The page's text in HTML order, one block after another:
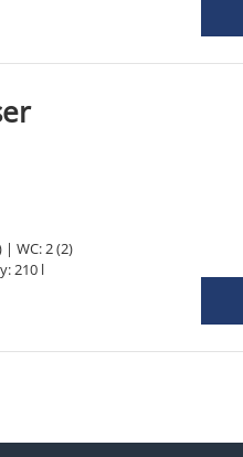
| WC: 2 (2)
210 l